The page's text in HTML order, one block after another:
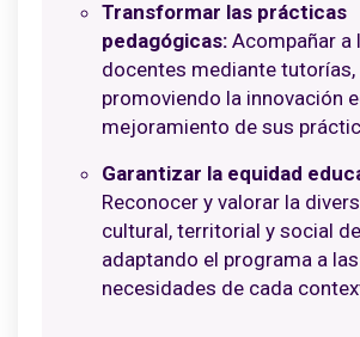
Transformar las prácticas
pedagógicas: Acompañar a
docentes mediante tutorías,
promoviendo la innovación
mejoramiento de sus
Garantizar la equidad
Reconocer y valorar la
cultural, territorial y social
adaptando el programa a las
necesidades de cada